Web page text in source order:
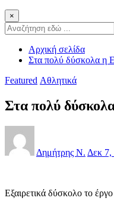
×
Αρχική σελίδα
Στα πολύ δύσκολα η
Featured Αθλητικά
Στα πολύ
Δημήτρης Ν. Δεκ 7,
Εξαιρετικά δύσκολο το